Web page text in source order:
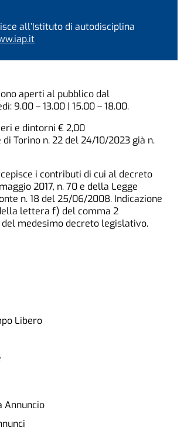
all’Istituto di autodisciplina
aperti al pubblico dal
9.00 – 13.00 | 15.00 – 18.00.
e dintorni € 2,00
di Torino n. 22 del 24/10/2023 già n.
i contributi di cui al decreto
2017, n. 70 e della Legge
n. 18 del 25/06/2008. Indicazione
lettera f) del comma 2
medesimo decreto legislativo.
Libero
Annuncio